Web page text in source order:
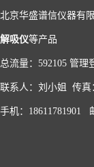
北京华盛谱信仪器有
解吸仪等产品
总流量：592105 管理
联系人：刘小姐 传真
手机：18611781901